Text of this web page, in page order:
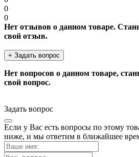
0
0
Нет отзывов о данном товаре.
свой отзыв.
+ Задать вопрос
Нет вопросов о данном товаре,
свой вопрос.
Задать вопрос
Если у Вас есть вопросы по этому
ниже, и мы ответим в ближайшее